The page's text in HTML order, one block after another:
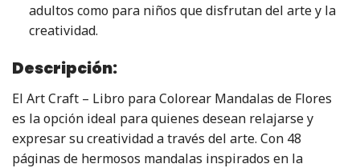
adultos como para niños que disfrutan del arte y la
creatividad.
Descripción:
El Art Craft – Libro para Colorear Mandalas de Flores
es la opción ideal para quienes desean relajarse y
expresar su creatividad a través del arte. Con 48
páginas de hermosos mandalas inspirados en la